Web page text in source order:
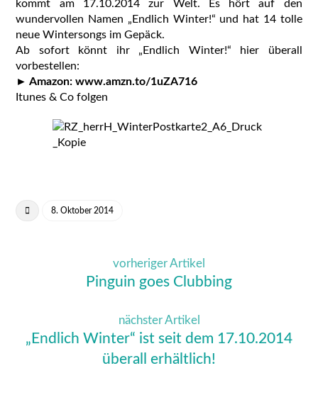
kommt am 17.10.2014 zur Welt. Es hört auf den
wundervollen Namen „Endlich Winter!“ und hat 14 tolle
neue Wintersongs im Gepäck.
Ab sofort könnt ihr „Endlich Winter!“ hier überall
vorbestellen:
► Amazon: www.amzn.to/1uZA716
Itunes & Co folgen
8. Oktober 2014
vorheriger Artikel
Pinguin goes Clubbing
nächster Artikel
„Endlich Winter“ ist seit dem 17.10.2014
überall erhältlich!